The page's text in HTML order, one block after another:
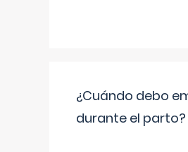
¿Cuándo debo
durante el parto?